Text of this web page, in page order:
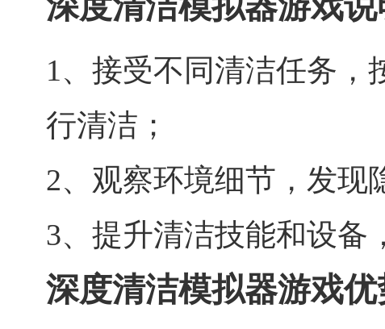
1、接受不同清洁任务，
行清洁；
2、观察环境细节，发现
3、提升清洁技能和设备
深度清洁模拟器游戏优